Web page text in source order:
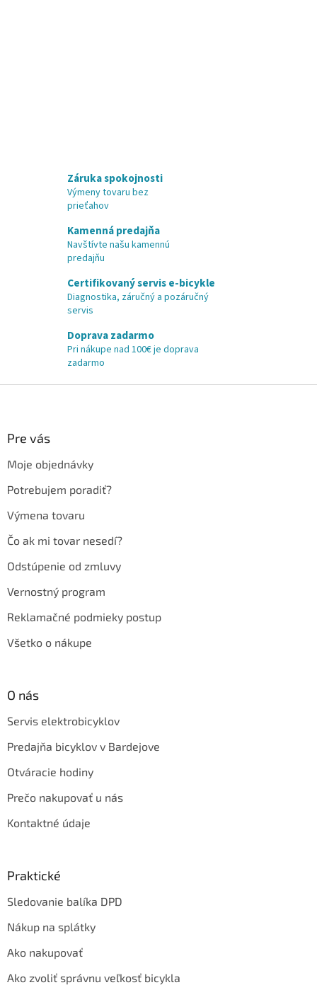
Záruka spokojnosti
Výmeny tovaru bez
prieťahov
Kamenná predajňa
Navštívte našu kamennú
predajňu
Certifikovaný servis e-bicykle
Diagnostika, záručný a pozáručný
servis
Doprava zadarmo
Pri nákupe nad 100€ je doprava
zadarmo
Pre vás
Moje objednávky
Potrebujem poradiť?
Výmena tovaru
Čo ak mi tovar nesedí?
Odstúpenie od zmluvy
Vernostný program
Reklamačné podmieky postup
Všetko o nákupe
O nás
Servis elektrobicyklov
Predajňa bicyklov v Bardejove
Otváracie hodiny
Prečo nakupovať u nás
Kontaktné údaje
Praktické
Sledovanie balíka DPD
Nákup na splátky
Ako nakupovať
Ako zvoliť správnu veľkosť bicykla